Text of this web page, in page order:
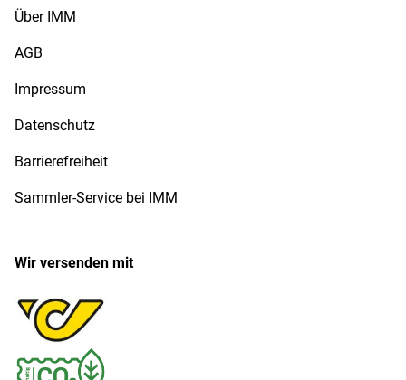
Über IMM
AGB
Impressum
Datenschutz
Barrierefreiheit
Sammler-Service bei IMM
Wir versenden mit